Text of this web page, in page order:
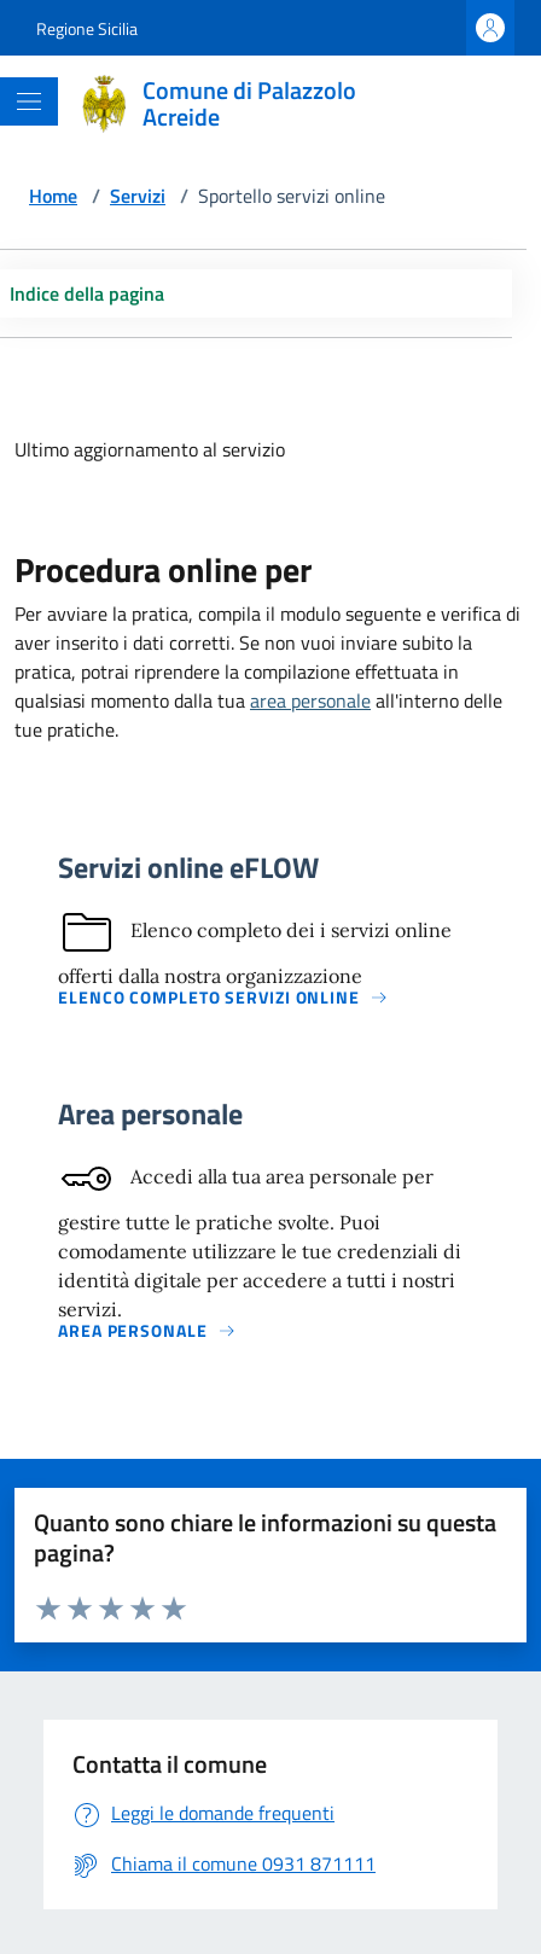
Regione Sicilia
Comune di Palazzolo
Acreide
Home / Servizi / Sportello servizi online
Indice della pagina
Ultimo aggiornamento al servizio
Procedura online per
Per avviare la pratica, compila il modulo seguente e verifica di
aver inserito i dati corretti. Se non vuoi inviare subito la
pratica, potrai riprendere la compilazione effettuata in
qualsiasi momento dalla tuaarea personaleall'interno delle
tue pratiche.
Servizi online eFLOW
Elenco completo dei i servizi online
offerti dalla nostra organizzazione
ELENCO COMPLETO SERVIZI ONLINE
Area personale
Accedi alla tua area personale per
gestire tutte le pratiche svolte. Puoi
comodamente utilizzare le tue credenziali di
identità digitale per accedere a tutti i nostri
servizi.
AREA PERSONALE
Quanto sono chiare le informazioni su questa
pagina?
Valuta da 1 a 5 stelle la pagina
Valuta 5 stelle su 5
Valuta 4 stelle su 5
Valuta 3 stelle su 5
Valuta 2 stelle su 5
Valuta 1 stelle su 5
Contatta il comune
Leggi le domande frequenti
Chiama il comune 0931 871111